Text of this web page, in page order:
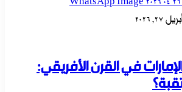
27, 2026
في القرن الأفريقي: